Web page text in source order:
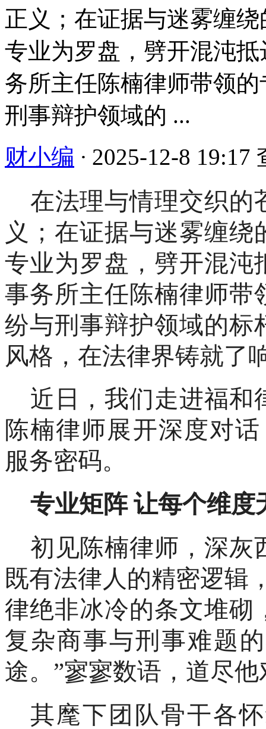
正义；在证据与迷雾缠
专业为罗盘，劈开混沌
务所主任陈楠律师带领
刑事辩护领域的 ...
财小编 · 2025-12-8 19:17
在法理与情理交织的
义；在证据与迷雾缠
专业为罗盘，劈开混沌
事务所主任陈楠律师带
纷与刑事辩护领域的标
风格，在法律界铸就了
近日，我们走进福和
陈楠律师展开深度对
服务密码。
专业矩阵 让每个维度
初见陈楠律师，深灰
既有法律人的精密逻辑
律绝非冰冷的条文堆砌
复杂商事与刑事难题
途。”寥寥数语，道尽
其麾下团队骨干各